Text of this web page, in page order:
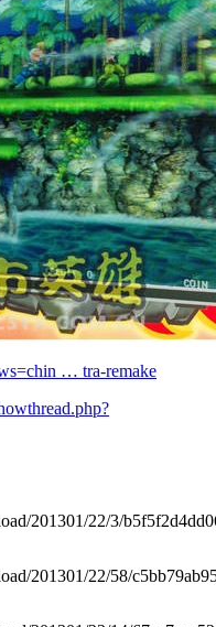
… tra-remake